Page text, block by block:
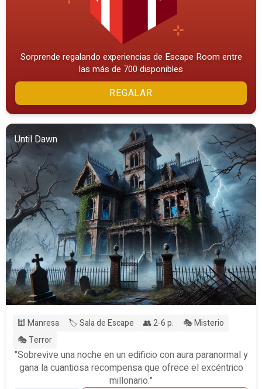
Sorprende regalando experiencias de Escape Room entre
las más de 700 disponibles
REGALAR
Until Dawn
🕍 Manresa 🏷️ Sala de Escape 👥 2-6 p.
🎭 Misterio
🎭 Terror
"Sobrevive una noche en un edificio con aura paranormal y
gana la cuantiosa recompensa que ofrece el excéntrico
millonario."